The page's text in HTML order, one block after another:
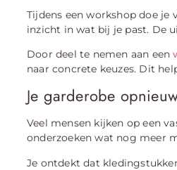
Tijdens een workshop doe
inzicht in wat bij je past. De
Door deel te nemen aan een
naar concrete keuzes. Dit
Je garderobe
Veel mensen kijken op een
onderzoeken wat nog meer
Je ontdekt dat